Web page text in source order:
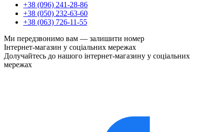
+38 (096) 241-28-86
+38 (050) 232-63-60
+38 (063) 726-11-55
Ми передзвонимо вам — залишити номер
Інтернет-магазин у соціальних мережах
Долучайтесь до нашого інтернет-магазину у соціальних
мережах